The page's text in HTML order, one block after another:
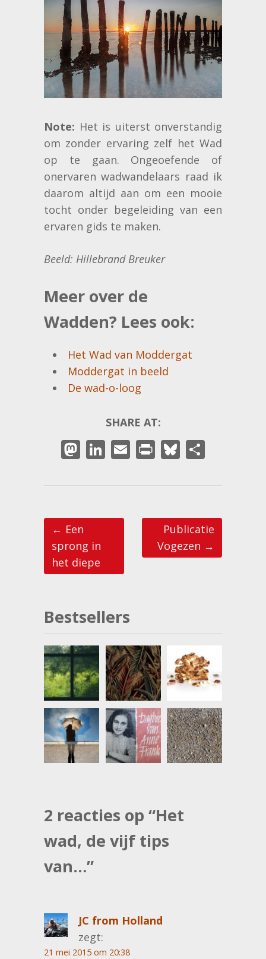
Note: Het is uiterst onverstandig
om zonder ervaring zelf het Wad
op te gaan. Ongeoefende of
onervaren wadwandelaars raad ik
daarom altijd aan om een mooie
tocht onder begeleiding van een
ervaren gids te maken.
Beeld: Hillebrand Breuker
Meer over de
Wadden? Lees ook:
Het Wad van Moddergat
Moddergat in beeld
De wad-o-loog
SHARE AT:
M
to
o
n
Li
k
dI
E
ai
Pr
t
Bl
e
y
e
Post navigation
← Een
sprong in
het diepe
Publicatie
Vogezen →
Bestsellers
2 reacties op “Het
wad, de vijf tips
van…”
JC from Holland
zegt:
21 mei 2015 om 20:38